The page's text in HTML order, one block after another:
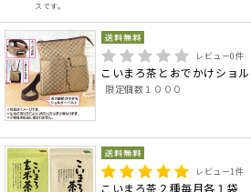
スです。
レビュー0件
こいまろ茶とおでかけショ
限定個数１０００
レビュー1件
こいまろ茶２種毎月各１袋